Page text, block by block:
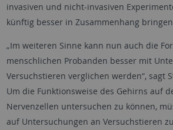
invasiven und nicht-invasiven
künftig besser in Zusammenhang
„Im weiteren Sinne kann nun auch die
menschlichen Probanden besser mit
Versuchstieren verglichen werden“, sagt
Um die Funktionsweise des Gehirns auf
Nervenzellen untersuchen zu können,
auf Untersuchungen an Versuchstieren